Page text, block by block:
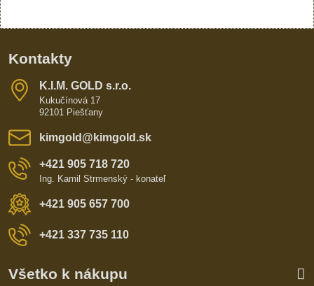
Kontakty
K​​.I​​.M​​. GOLD s​​.r​​.o​​.
Kukučínová 17
92101 Piešťany
kimgold​@kimgold​.sk
+421 905 718 720
Ing. Kamil Strmenský - konateľ
+421 905 657 700
+421 337 735 110
Všetko k nákupu